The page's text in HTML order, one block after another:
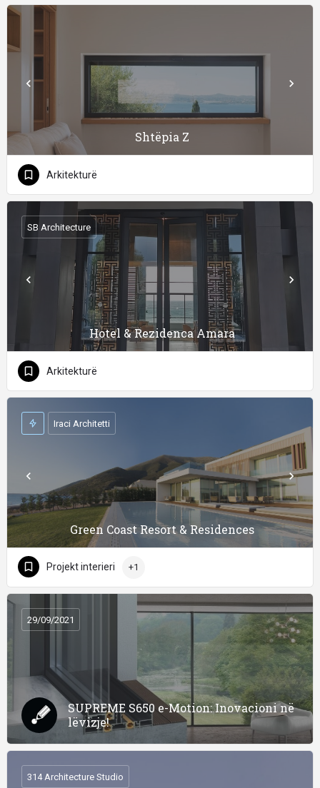
Shtëpia Z
Arkitekturë
Hotel & Rezidenca Amara
SB Architecture
Arkitekturë
Green Coast Resort & Residences
Iraci Architetti
Projekt interieri +1
SUPREME S650 e-Motion: Inovacioni në
lëvizje!
29/09/2021
314 Architecture Studio